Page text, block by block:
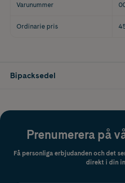
Varunummer
Ordinarie pris
Bipacksedel
Prenumerera på
Få personliga erbjudanden och det
direkt i din